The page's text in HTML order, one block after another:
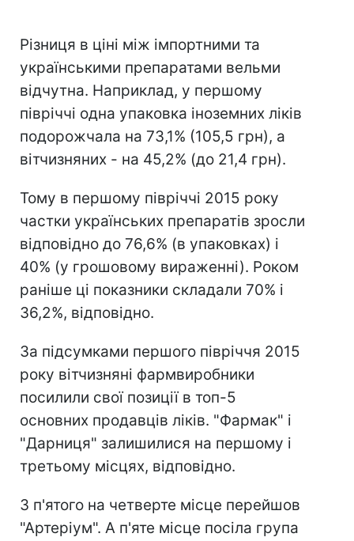
Різниця в ціні між імпортними та
українськими препаратами вельми
відчутна. Наприклад, у першому
півріччі одна упаковка іноземних ліків
подорожчала на 73,1% (105,5 грн), а
вітчизняних - на 45,2% (до 21,4 грн).
Тому в першому півріччі 2015 року
частки українських препаратів зросли
відповідно до 76,6% (в упаковках) і
40% (у грошовому вираженні). Роком
раніше ці показники складали 70% і
36,2%, відповідно.
За підсумками першого півріччя 2015
року вітчизняні фармвиробники
посилили свої позиції в топ-5
основних продавців ліків. "Фармак" і
"Дарниця" залишилися на першому і
третьому місцях, відповідно.
З п'ятого на четверте місце перейшов
"Артеріум". А п'яте місце посіла група